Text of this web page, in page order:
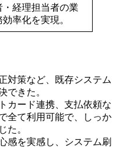
・経理担当者の業
効率化を実現。
対策など、既存システム
できた。
カード連携、支払依頼な
全て利用可能で、しっか
た。
感を実感し、システム刷